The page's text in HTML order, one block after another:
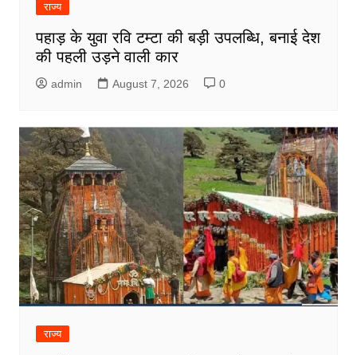
राज्य
पहाड़ के युवा रवि टम्टा की बड़ी उपलब्धि, बनाई देश
की पहली उड़ने वाली कार
admin August 7, 2026 0
राज्य